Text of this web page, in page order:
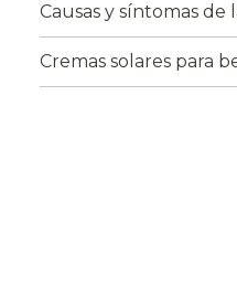
Causas y síntomas de
Cremas solares para